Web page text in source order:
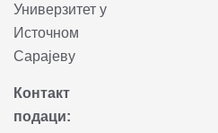
Универзитет у
Источном
Сарајеву
Контакт
подаци: